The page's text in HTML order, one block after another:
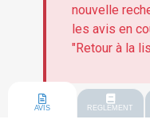
nouvelle
les avis en
"Retour à la
AVIS REGLEMENT